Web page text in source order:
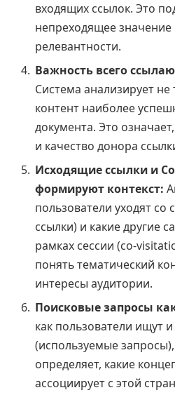
входящих ссылок. Это
непреходящее значение
релевантности.
Важность всего
Система анализирует не
контент наиболее
документа. Это
и качество донора
Исходящие ссылки и
формируют контекст:
пользователи уходят
ссылки) и какие другие
рамках сессии (co-
понять тематический
интересы аудитории.
Поисковые запросы
как пользователи ищут
(используемые
определяет, какие
ассоциирует с этой